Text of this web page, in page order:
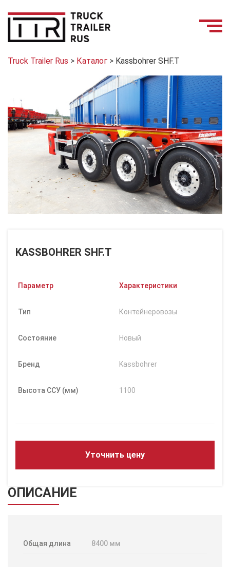
Truck Trailer Rus > Каталог > Kassbohrer SHF.T
KASSBOHRER SHF.T
Параметр Характеристики
Тип Контейнеровозы
Состояние Новый
Бренд Kassbohrer
Высота ССУ (мм) 1100
Уточнить цену
ОПИСАНИЕ
Общая длина 8400 мм